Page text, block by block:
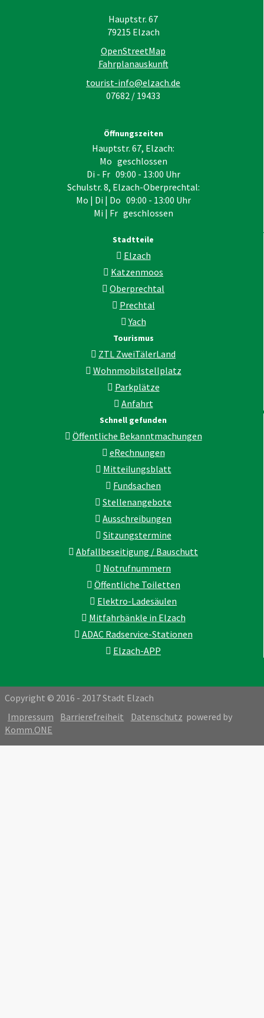
Hauptstr. 67
79215 Elzach
OpenStreetMap
Fahrplanauskunft
tourist-info@elzach.de
07682 / 19433
Öffnungszeiten
Hauptstr. 67, Elzach:
Mo geschlossen
Di - Fr 09:00 - 13:00 Uhr
Schulstr. 8, Elzach-Oberprechtal:
Mo | Di | Do 09:00 - 13:00 Uhr
Mi | Fr geschlossen
Stadtteile
Elzach
Katzenmoos
Oberprechtal
Prechtal
Yach
Tourismus
ZTL ZweiTälerLand
Wohnmobilstellplatz
Parkplätze
Anfahrt
Schnell gefunden
Öffentliche Bekanntmachungen
eRechnungen
Mitteilungsblatt
Fundsachen
Stellenangebote
Ausschreibungen
Sitzungstermine
Abfallbeseitigung / Bauschutt
Notrufnummern
Öffentliche Toiletten
Elektro-Ladesäulen
Mitfahrbänkle in Elzach
ADAC Radservice-Stationen
Elzach-APP
Copyright © 2016 - 2017 Stadt Elzach
Impressum
Barrierefreiheit Datenschutz powered by
Komm.ONE